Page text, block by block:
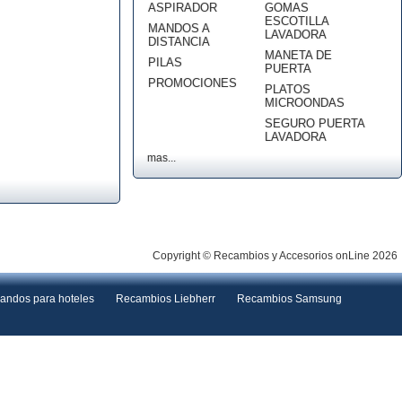
ASPIRADOR
MANDOS A
DISTANCIA
PILAS
PROMOCIONES
GOMAS
ESCOTILLA
LAVADORA
MANETA DE
PUERTA
PLATOS
MICROONDAS
SEGURO PUERTA
LAVADORA
mas...
Copyright © Recambios y Accesorios onLine 2026
para hoteles Recambios Liebherr Recambios Samsung